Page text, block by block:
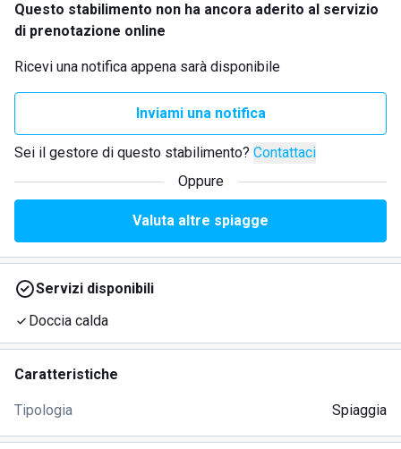
Questo stabilimento non ha ancora aderito al servizio
di prenotazione online
Ricevi una notifica appena sarà disponibile
Inviami una notifica
Sei il gestore di questo stabilimento? Contattaci
Oppure
Valuta altre spiagge
Servizi disponibili
Doccia calda
Caratteristiche
Tipologia Spiaggia